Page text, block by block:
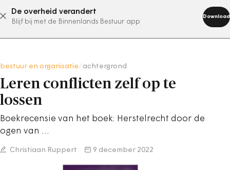
De overheid verandert
Blijf bij met de Binnenlands Bestuur app
Download
abonneer nu
bestuur en organisatie achtergrond
Leren conflicten zelf op te
lossen
Boekrecensie van het boek: Herstelrecht door de
ogen van ...
Christiaan Ruppert 9 december 2022